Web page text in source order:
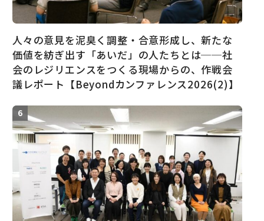
人々の意見を泥臭く調整・合意形成し、新たな
価値を紡ぎ出す「あいだ」の人たちとは──社
会のレジリエンスをつくる現場からの、作戦会
議レポート【Beyondカンファレンス2026(2)】